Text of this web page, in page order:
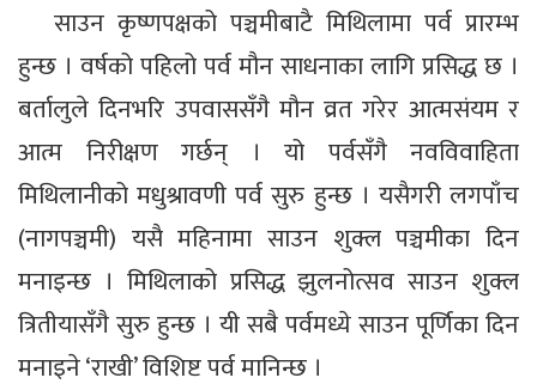
साउन कृष्णपक्षको पञ्चमीबाटै मिथिलामा पर्व प्रारम्भ
हुन्छ । वर्षको पहिलो पर्व मौन साधनाका लागि प्रसिद्ध छ ।
बर्तालुले दिनभरि उपवाससँगै मौन व्रत गरेर आत्मसंयम र
आत्म निरीक्षण गर्छन् । यो पर्वसँगै नवविवाहिता
मिथिलानीको मधुश्रावणी पर्व सुरु हुन्छ । यसैगरी लगपाँच
(नागपञ्चमी) यसै महिनामा साउन शुक्ल पञ्चमीका दिन
मनाइन्छ । मिथिलाको प्रसिद्ध झुलनोत्सव साउन शुक्ल
त्रितीयासँगै सुरु हुन्छ । यी सबै पर्वमध्ये साउन पूर्णिका दिन
मनाइने ‘राखी’ विशिष्ट पर्व मानिन्छ ।